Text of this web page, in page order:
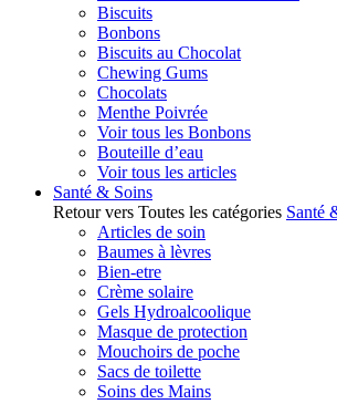
Biscuits
Bonbons
Biscuits au Chocolat
Chewing Gums
Chocolats
Menthe Poivrée
Voir tous les Bonbons
Bouteille d’eau
Voir tous les articles
Santé & Soins
Retour vers Toutes les catégories Santé
Articles de soin
Baumes à lèvres
Bien-etre
Crème solaire
Gels Hydroalcoolique
Masque de protection
Mouchoirs de poche
Sacs de toilette
Soins des Mains